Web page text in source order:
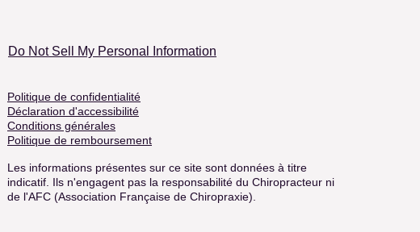
Do Not Sell My Personal Information
Politique de confidentialité
Déclaration d'accessibilité
Conditions générales
Politique de remboursement
Les informations présentes sur ce site sont données à titre
indicatif. Ils n'engagent pas la responsabilité du Chiropracteur ni
de l'AFC (Association Française de Chiropraxie).